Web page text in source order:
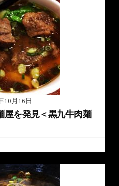
10月16日
屋を発見＜黒九牛肉麺